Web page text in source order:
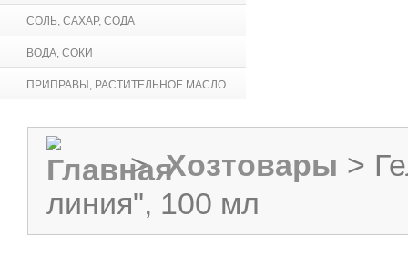
СОЛЬ, САХАР, СОДА
ВОДА, СОКИ
ПРИПРАВЫ, РАСТИТЕЛЬНОЕ МАСЛО
> Хозтовары >
линия", 100 мл